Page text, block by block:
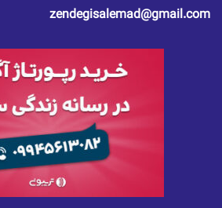
zendegisalemad@gmail.com